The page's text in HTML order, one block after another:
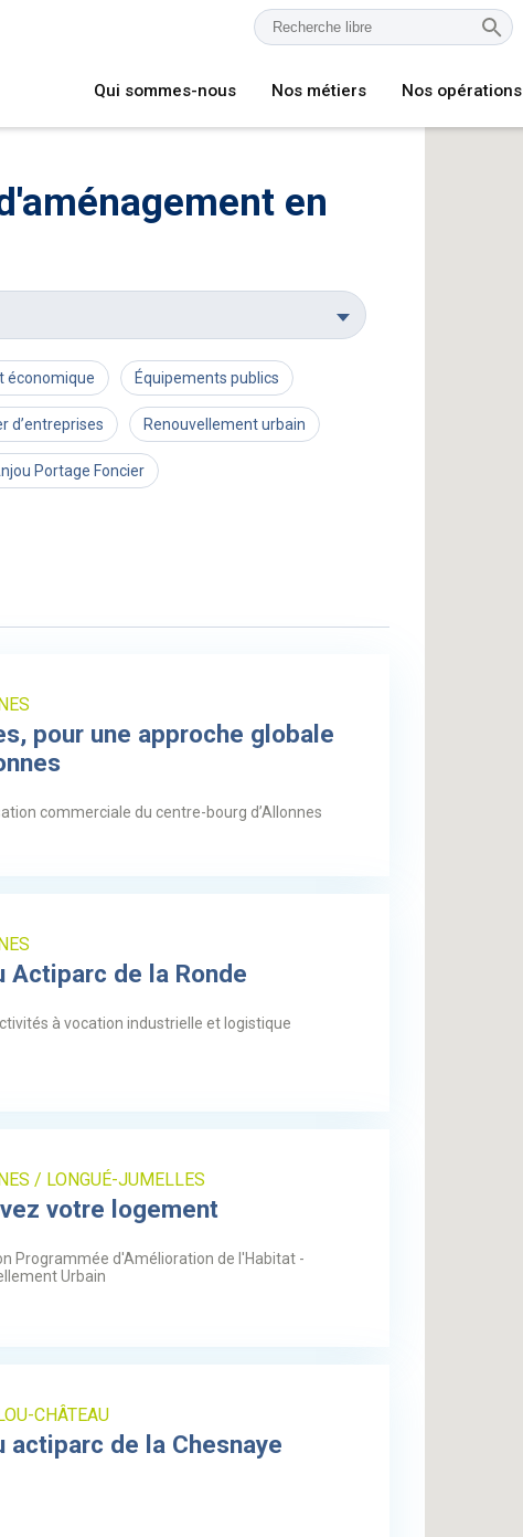
Qui sommes-nous Nos métiers Nos opérations
en
économique Équipements publics
d’entreprises Renouvellement urbain
Portage Foncier
pour une approche globale
commerciale du centre-bourg d’Allonnes
Actiparc de la Ronde
à vocation industrielle et logistique
/ LONGUÉ-JUMELLES
votre logement
Programmée d'Amélioration de l'Habitat -
Urbain
CHÂTEAU
actiparc de la Chesnaye